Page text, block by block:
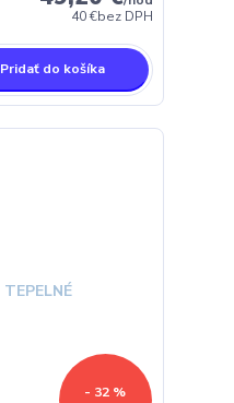
40 €bez DPH
Pridať do košíka
- 32 %